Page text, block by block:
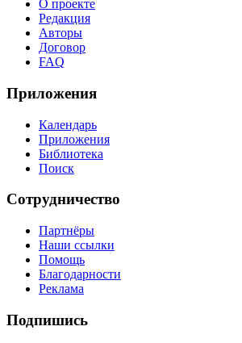
О проекте
Редакция
Авторы
Договор
FAQ
Приложения
Календарь
Приложения
Библиотека
Поиск
Сотрудничество
Партнёры
Наши ссылки
Помощь
Благодарности
Реклама
Подпишись